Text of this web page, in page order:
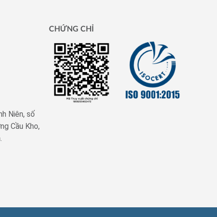
Niên, số
Cầu Kho,
CHỨNG CHỈ